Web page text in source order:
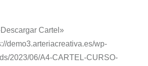
Cartel»
demo3.arteriacreativa.es/wp-
2023/06/A4-CARTEL-CURSO-